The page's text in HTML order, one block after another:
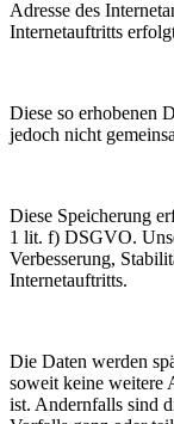
Adresse des
Internetauftritts
Diese so erhobenen
jedoch nicht
Diese Speicherung
1 lit. f) DSGVO.
Verbesserung,
Internetauftritts.
Die Daten werden
soweit keine weitere
ist. Andernfalls sind